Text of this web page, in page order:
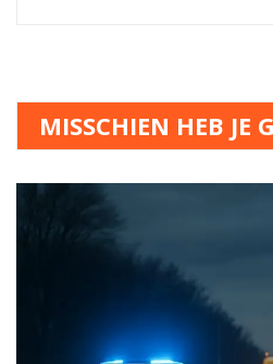
MISSCHIEN HEB JE